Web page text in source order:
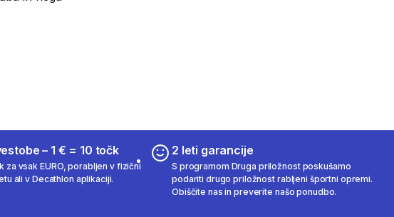
– 1 € = 10 točk
za vsak EURO, porabljen v fizični
ali v Decathlon aplikaciji.
2 leti garancije
S programom Druga priložnost poskušamo
podariti drugo priložnost rabljeni športni opremi.
Obiščite nas in preverite našo ponudbo.